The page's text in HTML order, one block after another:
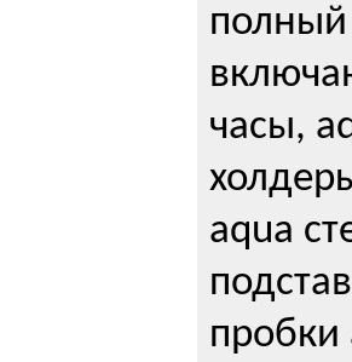
полный
часы,
aqua
пробки